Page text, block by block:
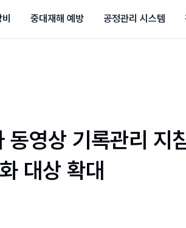
중대재해 예방 공정관리 시스템
동영상 기록관리 지
대상 확대